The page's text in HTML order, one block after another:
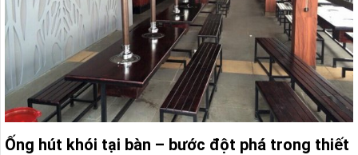
Ống hút khói tại bàn – bước đột phá trong thiết